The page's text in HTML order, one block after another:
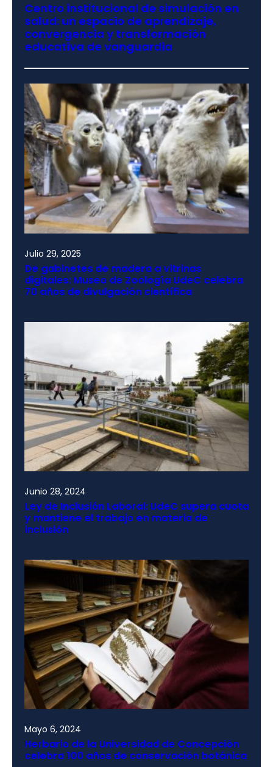
Centro institucional de simulación en
salud: un espacio de aprendizaje,
convergencia y transformación
educativa de vanguardia
Julio 29, 2025
De gabinetes de madera a vitrinas
digitales: Museo de Zoología UdeC celebra
70 años de divulgación científica
Junio 28, 2024
Ley de Inclusión Laboral: UdeC supera cuota
y mantiene el trabajo en materia de
inclusión
Mayo 6, 2024
Herbario de la Universidad de Concepción
celebra 100 años de conservación botánica